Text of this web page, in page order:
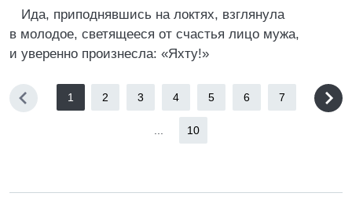
Ида, приподнявшись на локтях, взглянула
в молодое, светящееся от счастья лицо мужа,
и уверенно произнесла: «Яхту!»
1 2 3 4 5 6 7
10